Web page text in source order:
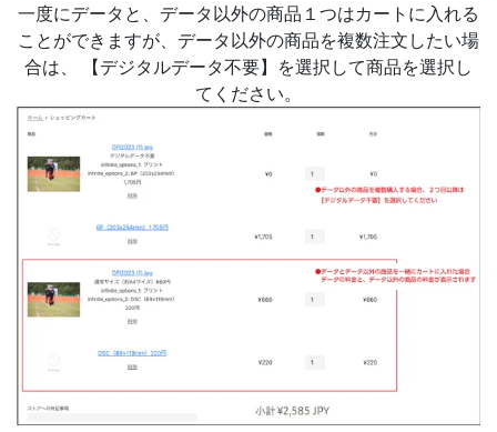
一度にデータと、データ以外の商品１つはカートに入れる
ことができますが、データ以外の商品を複数注文したい場
合は、 【デジタルデータ不要】を選択して商品を選択し
てください。